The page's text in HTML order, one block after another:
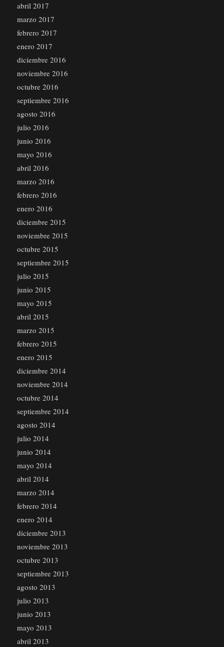
abril 2017
marzo 2017
febrero 2017
enero 2017
diciembre 2016
noviembre 2016
octubre 2016
septiembre 2016
agosto 2016
julio 2016
junio 2016
mayo 2016
abril 2016
marzo 2016
febrero 2016
enero 2016
diciembre 2015
noviembre 2015
octubre 2015
septiembre 2015
julio 2015
junio 2015
mayo 2015
abril 2015
marzo 2015
febrero 2015
enero 2015
diciembre 2014
noviembre 2014
octubre 2014
septiembre 2014
agosto 2014
julio 2014
junio 2014
mayo 2014
abril 2014
marzo 2014
febrero 2014
enero 2014
diciembre 2013
noviembre 2013
octubre 2013
septiembre 2013
agosto 2013
julio 2013
junio 2013
mayo 2013
abril 2013